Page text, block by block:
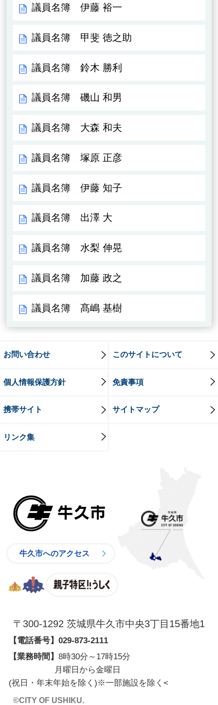
議員名簿 伊藤 裕一
議員名簿 甲斐 徳之助
議員名簿 鈴木 勝利
議員名簿 磯山 和男
議員名簿 大森 和夫
議員名簿 塚原 正彦
議員名簿 伊藤 知子
議員名簿 出澤 大
議員名簿 水梨 伸晃
議員名簿 加藤 政之
議員名簿 髙嶋 基樹
お問い合わせ このサイトについて
個人情報保護方針 免責事項
携帯サイト サイトマップ
リンク集
牛久市へのアクセス
〒300-1292 茨城県牛久市中央3丁目15番地1
【電話番号】 029-873-2111
【業務時間】 8時30分～17時15分
月曜日から金曜日
(祝日・年末年始を除く)※一部施設を除く <
©CITY OF USHIKU.